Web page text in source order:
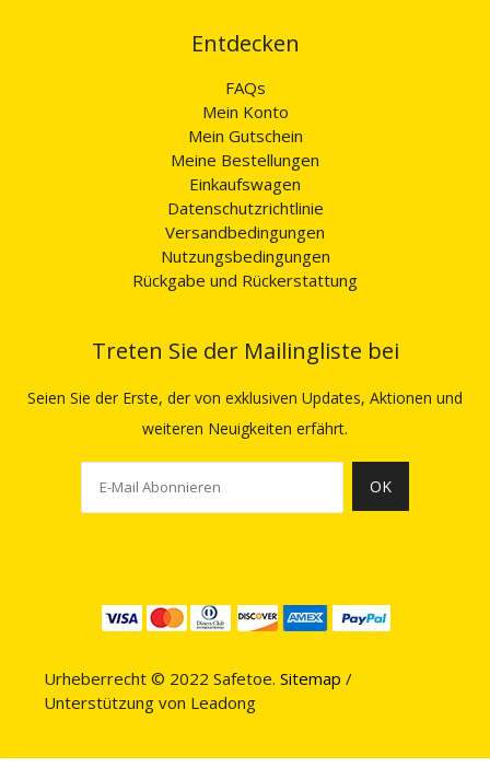
Entdecken
FAQs
Mein Konto
Mein Gutschein
Meine Bestellungen
Einkaufswagen
Datenschutzrichtlinie
Versandbedingungen
Nutzungsbedingungen
Rückgabe und Rückerstattung
Treten Sie der Mailingliste bei
Seien Sie der Erste, der von exklusiven Updates, Aktionen und
weiteren Neuigkeiten erfährt.
OK
Urheberrecht © 2022 Safetoe. Sitemap /
Unterstützung von Leadong